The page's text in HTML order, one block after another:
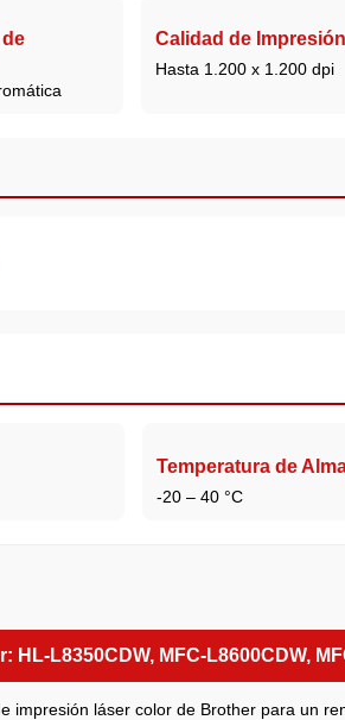
Calidad de Impresión
Hasta 1.200 x 1.200 dpi
Temperatura de
-20 – 40 °C
HL-L8350CDW, MFC-L8600CDW,
impresión láser color de Brother para un